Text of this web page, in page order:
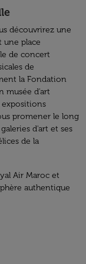
découvrirez une
une place
de concert
de
la Fondation
musée d'art
promener le long
d'art et ses
de la
Air Maroc et
authentique